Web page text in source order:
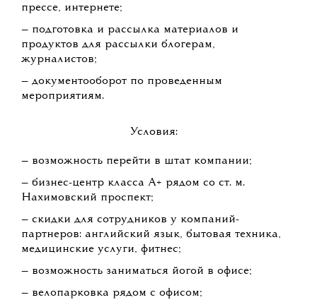
прессе, интернете;
— подготовка и рассылка материалов и
продуктов для рассылки блогерам,
журналистов;
— документооборот по проведенным
мероприятиям.
Условия:
— возможность перейти в штат компании;
— бизнес-центр класса А+ рядом со ст. м.
Нахимовский проспект;
— скидки для сотрудников у компаний-
партнеров: английский язык, бытовая техника,
медицинские услуги, фитнес;
— возможность заниматься йогой в офисе;
— велопарковка рядом с офисом;